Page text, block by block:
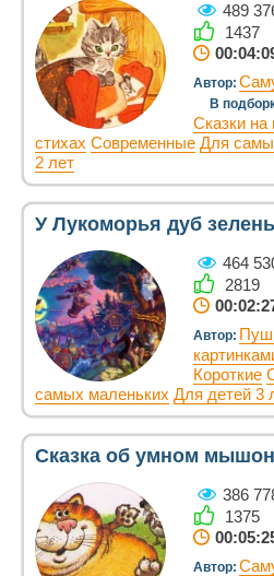
489
1437
Автор:
В
Сказки на
стихах Современные Для
2 лет
У Лукоморья дуб
464
2819
Автор:
Короткие
самых маленьких Для детей 3
Сказка об умном
386
1375
Автор: